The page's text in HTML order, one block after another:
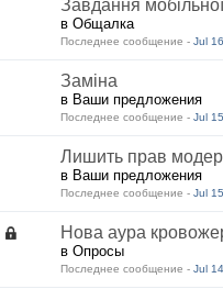
Завдання мобільної
в Общалка
Последнее сообщение - Jul
Заміна
в Ваши предложения
Последнее сообщение - Jul
Лишить прав
в Ваши предложения
Последнее сообщение - Jul
Нова аура
в Опросы
Последнее сообщение - Jul